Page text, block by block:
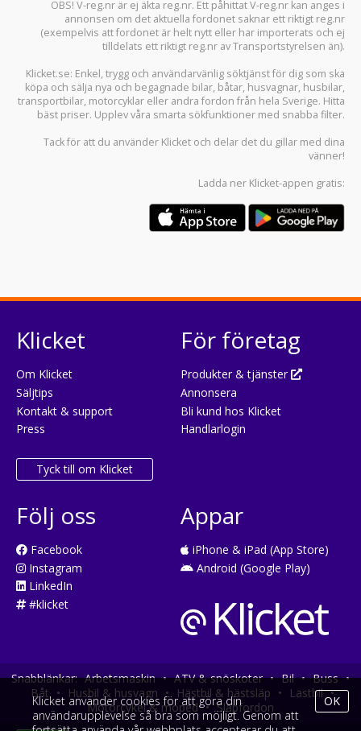
OBS! V-reg.nr är ej äkta reg.nr. Ett påhittat V-reg.nr kan anges i
annonsen om det aktuella fordonet saknar ett riktigt reg.nr
(exempelvis att fordonet är helt nytt eller har importerats och ej
tilldelats ett riktigt reg.nr av Transportstyrelsen än).
Klicket.se: Enkel, trygg och användarvänlig söktjänst för dig som ska
köpa och sälja nya och begagnade bilar, båtar, husvagnar, husbilar,
transportbilar, motorcyklar eller andra fordon från hela Sverige. Hitta
bäst priser. Upplev våra smarta sökfunktioner med snabba filter.
Tack för att du använder Klicket och delar det du gillar med dina
vänner!
Ladda ner Klicket-appen gratis:
Klicket
Om Klicket
Säljtips
Kontakt & support
Press
Tyck till om Klicket
För företag
Produkter & tjänster
Annonsera
Bli kund hos Klicket
Handlarlogin
Följ oss
Facebook
Instagram
LinkedIn
#klicket
Appar
iPhone & iPad (App Store)
Android (Google Play)
Snabblänkar: Arbetsmaskin • ATV & snöskoter • Bil • Buss •
Båt • Husbil & husvagn • Hästbil & hästsläp • Lastbil •
Motorcykel & moped • Släpfordon
Klicket använder cookies för att göra din
användarupplevelse så bra som möjligt. Genom att
OK